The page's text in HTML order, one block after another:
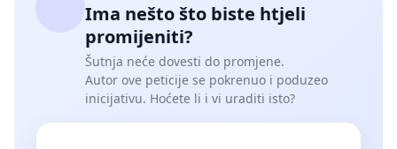
Ima nešto što biste htjeli
promijeniti?
Šutnja neće dovesti do promjene.
Autor ove peticije se pokrenuo i poduzeo
inicijativu. Hoćete li i vi uraditi isto?